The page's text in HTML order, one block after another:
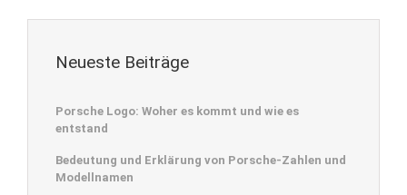
Neueste Beiträge
Porsche Logo: Woher es kommt und wie es
entstand
Bedeutung und Erklärung von Porsche-Zahlen und
Modellnamen